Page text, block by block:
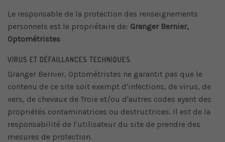
Le responsable de la protection des renseignements
personnels est le propriétaire de: Granger Bernier,
Optométristes
VIRUS ET DÉFAILLANCES TECHNIQUES.
Granger Bernier, Optométristes ne garantit pas que le
contenu de ce site soit exempt d'infections, de virus, de
vers, de chevaux de Troie et/ou d'autres codes ayant des
propriétés contaminatrices ou destructrices. Il est de la
responsabilité de l'utilisateur du site de prendre des
mesures de protection.